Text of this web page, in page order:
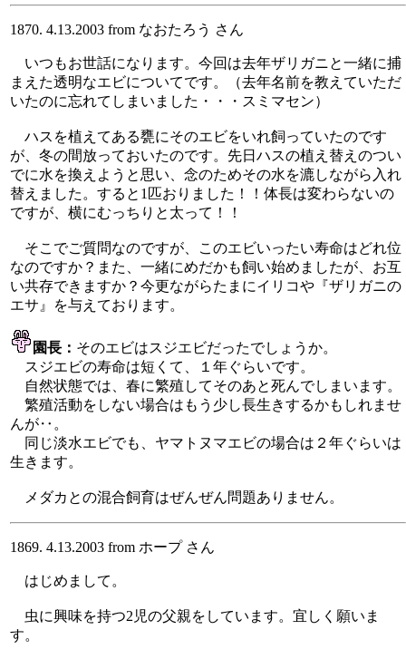
1870. 4.13.2003 from なおたろう さん
いつもお世話になります。今回は去年ザリガニと一緒に捕
まえた透明なエビについてです。（去年名前を教えていただ
いたのに忘れてしまいました・・・スミマセン）
ハスを植えてある甕にそのエビをいれ飼っていたのです
が、冬の間放っておいたのです。先日ハスの植え替えのつい
でに水を換えようと思い、念のためその水を漉しながら入れ
替えました。すると1匹おりました！！体長は変わらないの
ですが、横にむっちりと太って！！
そこでご質問なのですが、このエビいったい寿命はどれ位
なのですか？また、一緒にめだかも飼い始めましたが、お互
い共存できますか？今更ながらたまにイリコや『ザリガニの
エサ』を与えております。
園長： そのエビはスジエビだったでしょうか。
スジエビの寿命は短くて、１年ぐらいです。
自然状態では、春に繁殖してそのあと死んでしまいます。
繁殖活動をしない場合はもう少し長生きするかもしれませ
んが‥。
同じ淡水エビでも、ヤマトヌマエビの場合は２年ぐらいは
生きます。
メダカとの混合飼育はぜんぜん問題ありません。
1869. 4.13.2003 from ホープ さん
はじめまして。
虫に興味を持つ2児の父親をしています。宜しく願いま
す。